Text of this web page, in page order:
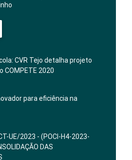
CVR Tejo detalha projeto
COMPETE 2020
para eficiência na
UE/2023 - (POCI-H4-2023-
DAS